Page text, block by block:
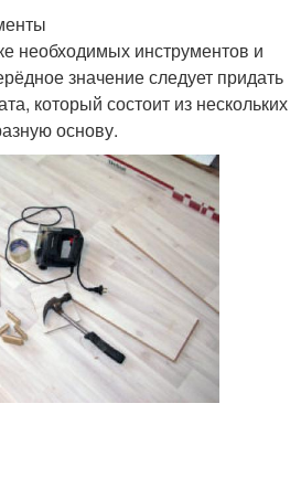
необходимых инструментов и
значение следует придать
который состоит из нескольких
основу.